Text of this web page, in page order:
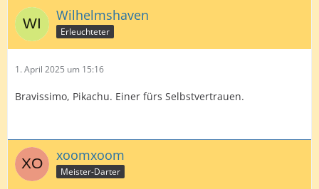
Wilhelmshaven
Erleuchteter
1. April 2025 um 15:16
Bravissimo, Pikachu. Einer fürs Selbstvertrauen.
xoomxoom
Meister-Darter